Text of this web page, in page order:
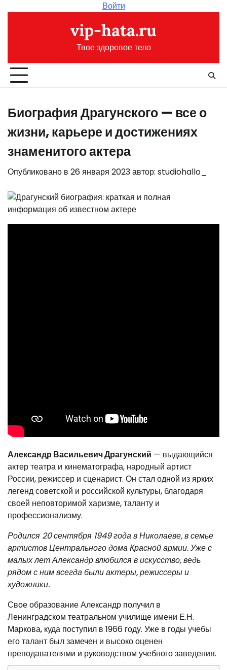
Войти
vip-hata.ru
Твое здоровое тело
Биография Драгунского — все о
жизни, карьере и достижениях
знаменитого актера
Опубликовано в 26 января 2023автор: studiohallo_
Александр Васильевич Драгунский — выдающийся
актер театра и кинематографа, народный артист
России, режиссер и сценарист. Он стал одной из ярких
легенд советской и российской культуры, благодаря
своей неповторимой харизме, таланту и
профессионализму.
Родился 20 сентября 1949 года в Николаеве, в семье
артистов Центрального дома Красной армии. Уже с
малых лет Александр влюбился в искусство, ведь
рядом с ним всегда были актеры, режиссеры и
художники.
Свое образование Александр получил в
Ленинградском театральном училище имени Е.Н.
Маркова, куда поступил в 1966 году. Уже в годы учебы
его талант был замечен и высоко оценен
преподавателями и руководством учебного заведения.